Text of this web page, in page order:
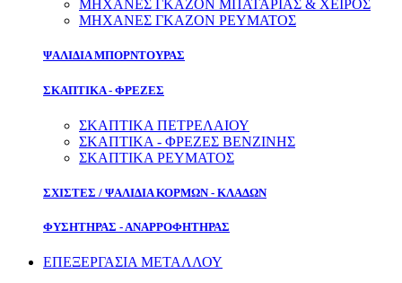
ΜΗΧΑΝΕΣ ΓΚΑΖΟΝ ΜΠΑΤΑΡΙΑΣ & ΧΕΙΡΟΣ
ΜΗΧΑΝΕΣ ΓΚΑΖΟΝ ΡΕΥΜΑΤΟΣ
ΨΑΛΙΔΙΑ ΜΠΟΡΝΤΟΥΡΑΣ
ΣΚΑΠΤΙΚΑ - ΦΡΕΖΕΣ
ΣΚΑΠΤΙΚΑ ΠΕΤΡΕΛΑΙΟΥ
ΣΚΑΠΤΙΚΑ - ΦΡΕΖΕΣ ΒΕΝΖΙΝΗΣ
ΣΚΑΠΤΙΚΑ ΡΕΥΜΑΤΟΣ
ΣΧΙΣΤΕΣ / ΨΑΛΙΔΙΑ ΚΟΡΜΩΝ - ΚΛΑΔΩΝ
ΦΥΣΗΤΗΡΑΣ - ΑΝΑΡΡΟΦΗΤΗΡΑΣ
ΕΠΕΞΕΡΓΑΣΙΑ ΜΕΤΑΛΛΟΥ